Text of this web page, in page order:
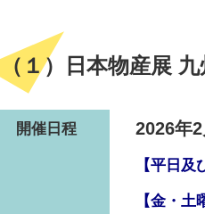
（１）日本物産展
開催日程 2026年
【平日
【金・